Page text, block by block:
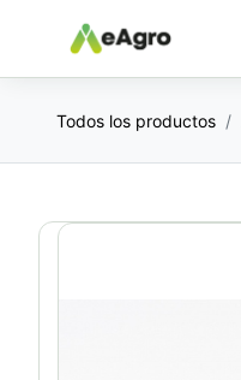
Todos los productos